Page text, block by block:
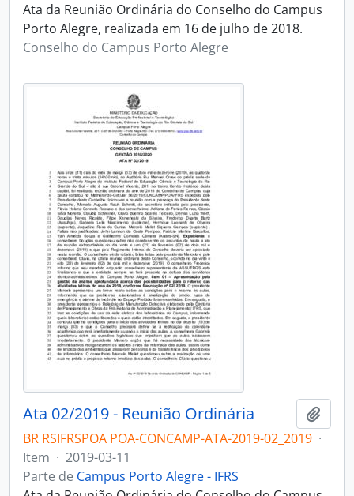
Ata da Reunião Ordinária do Conselho do Campus
Porto Alegre, realizada em 16 de julho de 2018.
Conselho do Campus Porto Alegre
Ata 02/2019 - Reunião Ordinária
BR RSIFRSPOA POA-CONCAMP-ATA-2019-02_2019 ·
Item · 2019-03-11
Parte de Campus Porto Alegre - IFRS